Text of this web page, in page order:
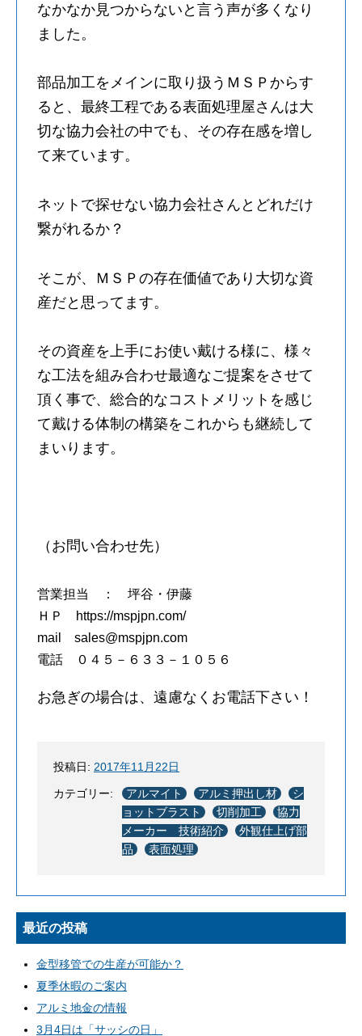
なかなか見つからないと言う声が多くなり
ました。
部品加工をメインに取り扱うＭＳＰからす
ると、最終工程である表面処理屋さんは大
切な協力会社の中でも、その存在感を増し
て来ています。
ネットで探せない協力会社さんとどれだけ
繋がれるか？
そこが、ＭＳＰの存在価値であり大切な資
産だと思ってます。
その資産を上手にお使い戴ける様に、様々
な工法を組み合わせ最適なご提案をさせて
頂く事で、総合的なコストメリットを感じ
て戴ける体制の構築をこれからも継続して
まいります。
（お問い合わせ先）
営業担当 ： 坪谷・伊藤
ＨＰ https://mspjpn.com/
mail sales@mspjpn.com
電話 ０４５－６３３－１０５６
お急ぎの場合は、遠慮なくお電話下さい！
投稿日: 2017年11月22日
カテゴリー: アルマイト アルミ押出し材
シ
ョットブラスト
切削加工
協力
メーカー 技術紹介
外観仕上げ部
品
表面処理
最近の投稿
金型移管での生産が可能か？
夏季休暇のご案内
アルミ地金の情報
3月4日は「サッシの日」